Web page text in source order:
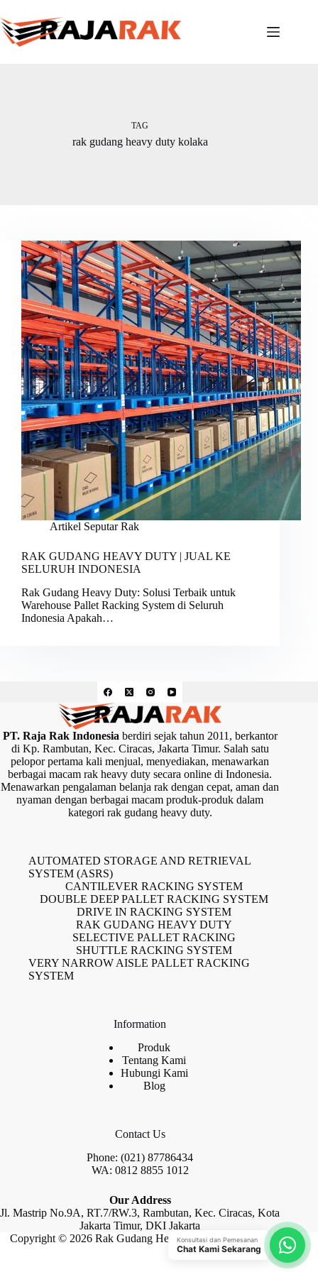
to
content
TAG
rak gudang heavy duty kolaka
Artikel Seputar Rak
RAK GUDANG HEAVY DUTY | JUAL KE
SELURUH INDONESIA
Rak Gudang Heavy Duty: Solusi Terbaik untuk
Warehouse Pallet Racking System di Seluruh
Indonesia Apakah…
PT. Raja Rak Indonesiaberdiri sejak tahun 2011, berkantor
di Kp. Rambutan, Kec. Ciracas, Jakarta Timur. Salah satu
pelopor pertama kali menjual, menyediakan, menawarkan
berbagai macam rak heavy duty secara online di Indonesia.
Menawarkan pengalaman belanja rak dengan cepat, aman dan
nyaman dengan berbagai macam produk-produk dalam
kategori rak gudang heavy duty.
AUTOMATED STORAGE AND RETRIEVAL
SYSTEM (ASRS)
CANTILEVER RACKING SYSTEM
DOUBLE DEEP PALLET RACKING SYSTEM
DRIVE IN RACKING SYSTEM
RAK GUDANG HEAVY DUTY
SELECTIVE PALLET RACKING
SHUTTLE RACKING SYSTEM
VERY NARROW AISLE PALLET RACKING
SYSTEM
Information
Produk
Tentang Kami
Hubungi Kami
Blog
Contact Us
Phone: (021) 87786434
WA: 0812 8855 1012
Our Address
Jl. Mastrip No.9A, RT.7/RW.3, Rambutan, Kec. Ciracas, Kota
Jakarta Timur, DKI Jakarta
Copyright © 2026 Rak Gudang Heayy Duty by Raja Rak
Konsultasi dan Pemesanan
Chat Kami Sekarang